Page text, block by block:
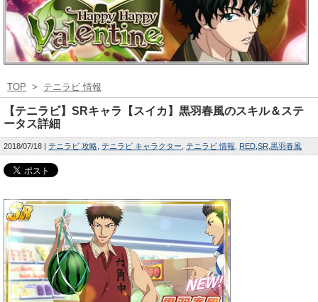
TOP > テニラビ 情報
【テニラビ】SRキャラ【スイカ】黒羽春風のスキル＆ステ
ータス詳細
2018/07/18 テニラビ 攻略 テニラビ キャラクター テニラビ 情報 RED SR 黒羽春風